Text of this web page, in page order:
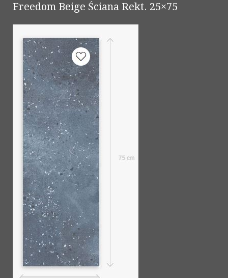
Freedom Beige Ściana Rekt. 25×75